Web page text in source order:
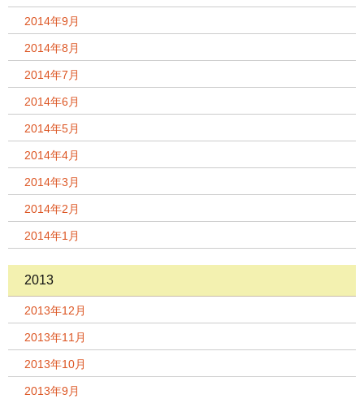
2014年9月
2014年8月
2014年7月
2014年6月
2014年5月
2014年4月
2014年3月
2014年2月
2014年1月
2013
2013年12月
2013年11月
2013年10月
2013年9月